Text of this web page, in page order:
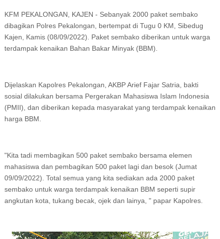
KFM PEKALONGAN, KAJEN - Sebanyak 2000 paket sembako
dibagikan Polres Pekalongan, bertempat di Tugu 0 KM, Sibedug
Kajen, Kamis (08/09/2022). Paket sembako diberikan untuk warga
terdampak kenaikan Bahan Bakar Minyak (BBM).
Dijelaskan Kapolres Pekalongan, AKBP Arief Fajar Satria, bakti
sosial dilakukan bersama Pergerakan Mahasiswa Islam Indonesia
(PMII), dan diberikan kepada masyarakat yang terdampak kenaikan
harga BBM.
"Kita tadi membagikan 500 paket sembako bersama elemen
mahasiswa dan pembagikan 500 paket lagi dan besok (Jumat
09/09/2022). Total semua yang kita sediakan ada 2000 paket
sembako untuk warga terdampak kenaikan BBM seperti supir
angkutan kota, tukang becak, ojek dan lainya, " papar Kapolres.